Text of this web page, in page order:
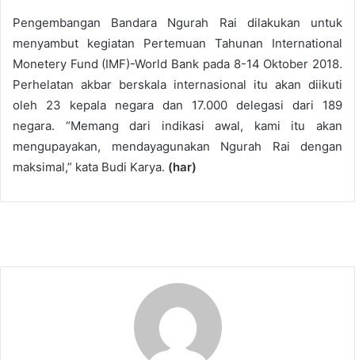
Pengembangan Bandara Ngurah Rai dilakukan untuk
menyambut kegiatan Pertemuan Tahunan International
Monetery Fund (IMF)-World Bank pada 8-14 Oktober 2018.
Perhelatan akbar berskala internasional itu akan diikuti
oleh 23 kepala negara dan 17.000 delegasi dari 189
negara. “Memang dari indikasi awal, kami itu akan
mengupayakan, mendayagunakan Ngurah Rai dengan
maksimal,” kata Budi Karya. (har)